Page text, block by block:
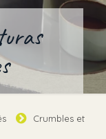
Crumbles et